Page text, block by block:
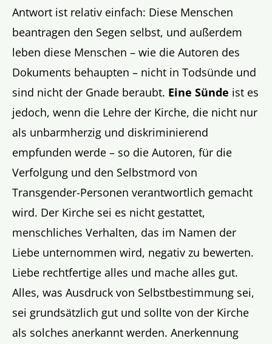
Antwort ist relativ einfach: Diese Menschen
beantragen den Segen selbst, und außerdem
leben diese Menschen – wie die Autoren des
Dokuments behaupten – nicht in Todsünde und
sind nicht der Gnade beraubt. Eine Sünde ist es
jedoch, wenn die Lehre der Kirche, die nicht nur
als unbarmherzig und diskriminierend
empfunden werde – so die Autoren, für die
Verfolgung und den Selbstmord von
Transgender-Personen verantwortlich gemacht
wird. Der Kirche sei es nicht gestattet,
menschliches Verhalten, das im Namen der
Liebe unternommen wird, negativ zu bewerten.
Liebe rechtfertige alles und mache alles gut.
Alles, was Ausdruck von Selbstbestimmung sei,
sei grundsätzlich gut und sollte von der Kirche
als solches anerkannt werden. Anerkennung